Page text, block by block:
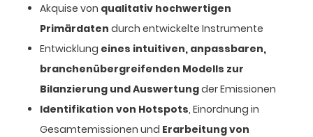
Akquise von qualitativ hochwertigen
Primärdaten durch entwickelte Instrumente
Entwicklung eines intuitiven, anpassbaren,
branchenübergreifenden Modells zur
Bilanzierung und Auswertungder Emissionen
Identifikation von Hotspots, Einordnung in
Gesamtemissionen und Erarbeitung von